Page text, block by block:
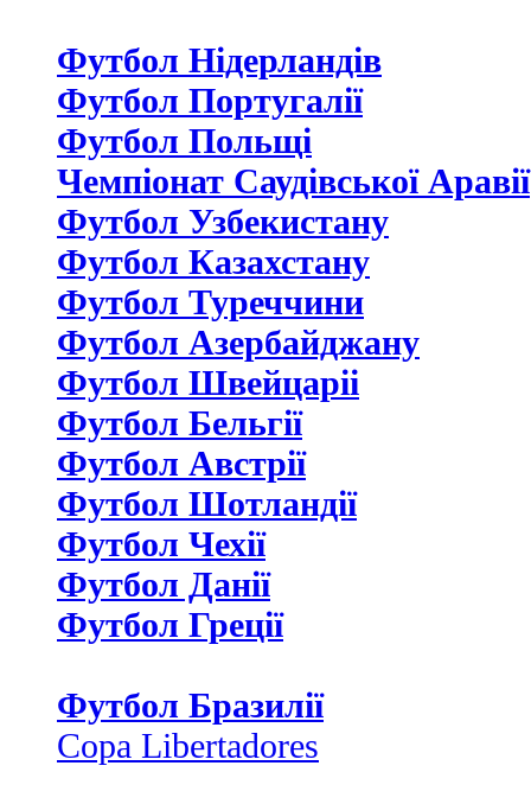
Футбол Нідерландiв
Футбол Португалії
Футбол Польщі
Чемпіонат Саудівської Аравії
Футбол Узбекистану
Футбол Казахстану
Футбол Туреччини
Футбол Азербайджану
Футбол Швейцаріі
Футбол Бельгії
Футбол Австрії
Футбол Шотландії
Футбол Чехії
Футбол Данії
Футбол Греції
Футбол Бразилії
Copa Libertadores